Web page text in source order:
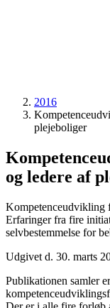
2016
plejeboliger
og ledere af
Kompetenceudvikling
Erfaringer fra fire
selvbestemmelse for
Udgivet d. 30. marts
Publikationen samler